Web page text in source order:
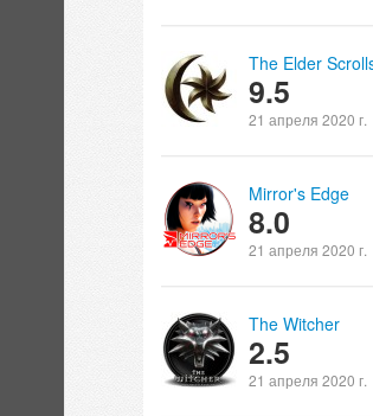
The Elder
9.5
21 апреля 2020 г.
Mirror's Edge
8.0
21 апреля 2020 г.
The Witcher
2.5
21 апреля 2020 г.